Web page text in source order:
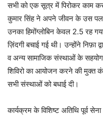
सभी को एक सूत्र में पिरोकर काम
कुमार सिंह ने अपने जीवन के उस पल
उनका हिमोंग्लोबिन केवल 2.5 रह
ज़िंदगी बचाई गई थी। उन्होंने निफ़ा
व अन्य सामाजिक संस्थाओं के
शिविरो का आयोजन करने की मुक्त
सभी संस्थाओं को बधाई दी।
कार्यक्रम के विशिष्ट अतिथि पूर्व